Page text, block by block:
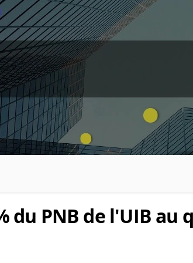
du PNB de l'UIB